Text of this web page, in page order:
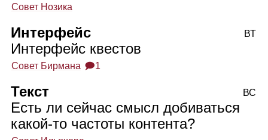
Совет Нозика
Интерфейс
Интерфейс квестов
Совет Бирмана 🗩1
ВТ
Текст
Есть ли сейчас смысл добиваться
какой‑то частоты контента?
ВС